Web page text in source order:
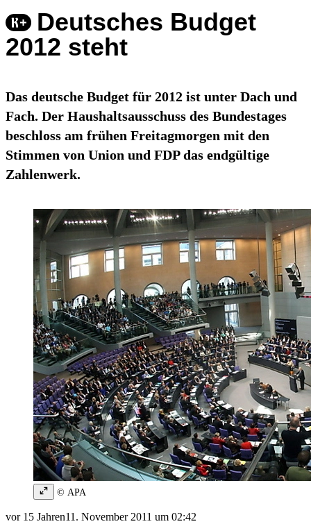
Deutsches Budget
2012 steht
Das deutsche Budget für 2012 ist unter Dach und
Fach. Der Haushaltsausschuss des Bundestages
beschloss am frühen Freitagmorgen mit den
Stimmen von Union und FDP das endgültige
Zahlenwerk.
© APA
vor 15 Jahren11. November 2011 um 02:42